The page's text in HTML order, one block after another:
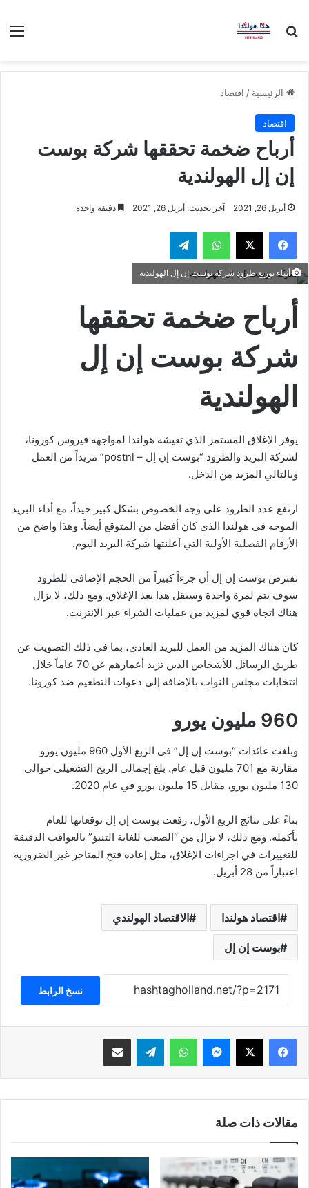
بحث عن
الرئيسية / اقتصاد
اقتصاد
أرباح ضخمة تحققها شركة بوست
إن إل الهولندية
أبريل 26, 2021 آخر تحديث: أبريل 26, 2021 دقيقة واحدة
فيسبوك ‫X واتساب تيلقرام
أثناء توزيع طرود شركة بوست إن إل الهولندية
أرباح ضخمة تحققها
شركة بوست إن إل
الهولندية
يوفر الإغلاق المستمر الذي تعيشه هولندا لمواجهة فيروس كورونا،
لشركة البريد والطرود “بوست إن إل – postnl” مزيداً من العمل
وبالتالي المزيد من الدخل.
ارتفع عدد الطرود على وجه الخصوص بشكل كبير جيداً، مع أداء البريد
الموجه في هولندا الذي كان أفضل من المتوقع أيضاً. وهذا واضح من
الأرقام الفصلية الأولية التي أعلنتها شركة البريد اليوم.
تفترض بوست إن إل أن جزءاً كبيراً من الحجم الإضافي للطرود
سوف يتم لمرة واحدة وسيقل هذا بعد الإغلاق. ومع ذلك، لا يزال
هناك اتجاه قوي لمزيد من عمليات الشراء عبر الإنترنت.
كان هناك المزيد من العمل للبريد العادي، بما في ذلك التصويت عن
طريق الرسائل للأشخاص الذين تزيد أعمارهم عن 70 عاماً خلال
انتخابات مجلس النواب بالإضافة إلى دعوات التطعيم ضد كورونا.
960 مليون يورو
وبلغت عائدات “بوست إن إل” في الربع الأول 960 مليون يورو
مقارنة مع 701 مليون قبل عام. بلغ إجمالي الربح التشغيلي حوالي
130 مليون يورو، مقابل 15 مليون يورو في عام 2020.
بناءً على نتائج الربع الأول، رفعت بوست إن إل توقعاتها للعام
بأكمله. ومع ذلك، لا يزال من “الصعب للغاية التنبؤ” بالعواقب الدقيقة
للتغييرات في اجراءات الإغلاق، مثل إعادة فتح المتاجر غير الضرورية
اعتباراً من 28 أبريل.
اقتصاد هولندا الاقتصاد الهولندي
بوست إن إل
نسخ الرابط
فيسبوك ‫X ماسنجر واتساب تيلقرام مشاركة عبر البريد
مقالات ذات صلة